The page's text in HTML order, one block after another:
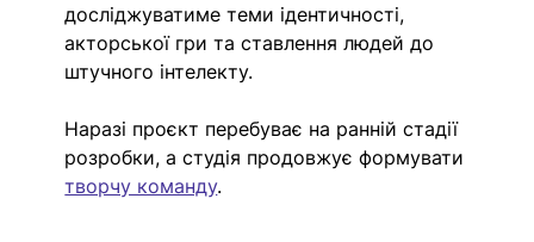
досліджуватиме теми ідентичності,
акторської гри та ставлення людей до
штучного інтелекту.
Наразі проєкт перебуває на ранній стадії
розробки, а студія продовжує формувати
творчу команду.